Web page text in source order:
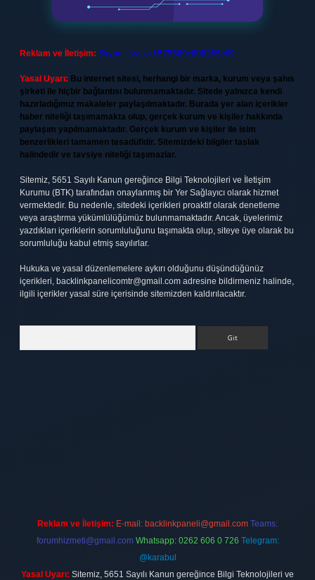
Reklam ve İletişim: Skype: live:.cid.575569c608265c69
Yasal Uyarı: Bu internet sitesi, herhangi bir marka, kurum veya şahıs
şirketi ile hiçbir bağlantısı bulunmamaktadır. Sitede yalnızca kendi
hazırladığımız makaleler paylaşılmaktadır. Burada yer alan içerikler
haber niteliği taşımamakta olup, gerçek kurum ve kişiler hakkında
paylaşım yapılmamaktadır. Gerçek kurum ve kişiler ile isim
benzerlikleri tamamen tesadüfidir. Sitemizdeki bilgiler taslak
halindedir ve tavsiye niteliği taşımazlar.
Sitemiz, 5651 Sayılı Kanun gereğince Bilgi Teknolojileri ve İletişim
Kurumu (BTK) tarafından onaylanmış bir Yer Sağlayıcı olarak hizmet
vermektedir. Bu nedenle, sitedeki içerikleri proaktif olarak denetleme
veya araştırma yükümlülüğümüz bulunmamaktadır. Ancak, üyelerimiz
yazdıkları içeriklerin sorumluluğunu taşımakta olup, siteye üye olarak bu
sorumluluğu kabul etmiş sayılırlar.
Hukuka ve yasal düzenlemelere aykırı olduğunu düşündüğünüz
içerikleri, backlinkpanelicomtr@gmail.com adresine bildirmeniz halinde,
ilgili içerikler yasal süre içerisinde sitemizden kaldırılacaktır.
Reklam ve İletişim: E-mail: backlinkpaneli@gmail.com Teams:
forumhizmeti@gmail.com Whatsapp: 0262 606 0 726 Telegram:
@karabul
Yasal Uyarı: Sitemiz, 5651 Sayılı Kanun gereğince Bilgi Teknolojileri ve